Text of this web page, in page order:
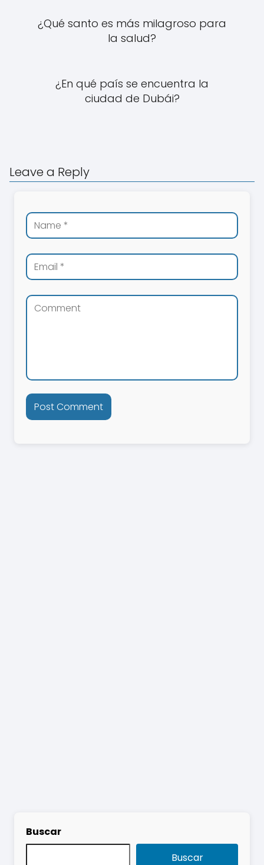
¿Qué santo es más milagroso para
la salud?
¿En qué país se encuentra la
ciudad de Dubái?
Leave a Reply
Buscar
Buscar